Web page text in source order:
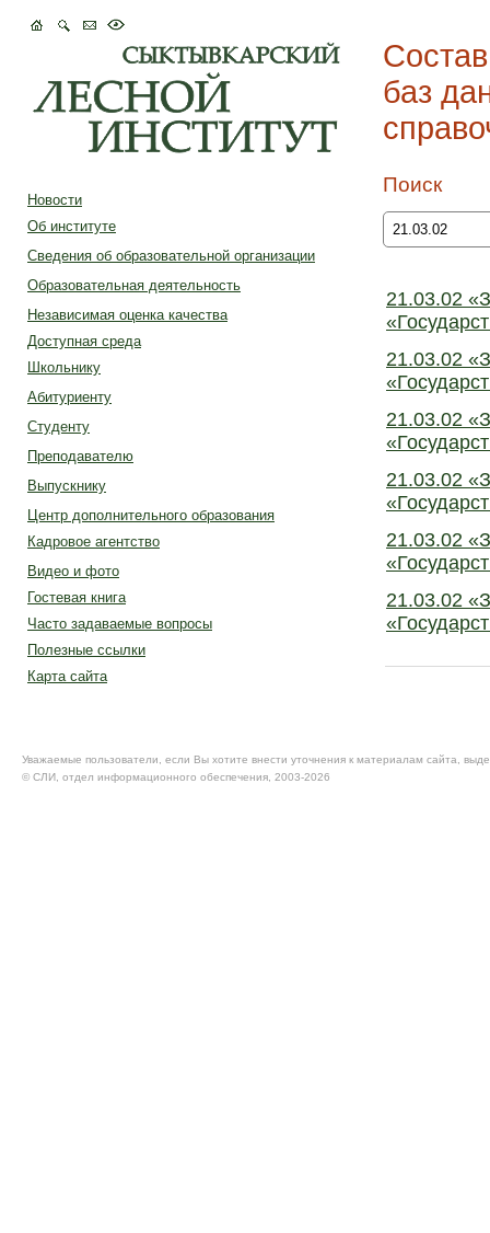
Новости
Об институте
Сведения об образовательной организации
Образовательная деятельность
Независимая оценка качества
Доступная среда
Школьнику
Абитуриенту
Студенту
Преподавателю
Выпускнику
Центр дополнительного образования
Кадровое агентство
Видео и фото
Гостевая книга
Часто задаваемые вопросы
Полезные ссылки
Карта сайта
баз
Поиск
21.03.02
21.03.02
21.03.02
21.03.02
21.03.02
21.03.02
Уважаемые пользователи, если Вы хотите внести уточнения к материалам сайта,
© CЛИ, отдел информационного обеспечения, 2003-2026